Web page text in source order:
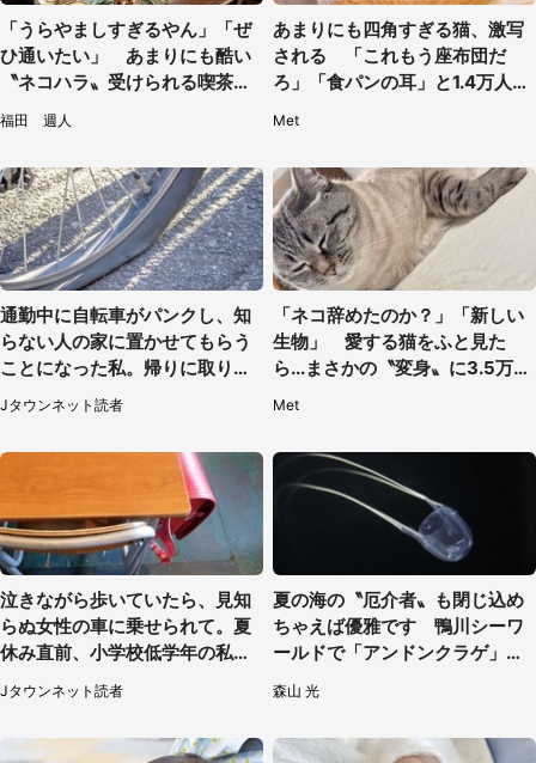
「うらやましすぎるやん」「ぜ
ひ通いたい」 あまりにも酷い
〝ネコハラ〟受けられる喫茶店
に5.3万人驚がく
福田 週人
あまりにも四角すぎる猫、激写
される 「これもう座布団だ
ろ」「食パンの耳」と1.4万人困
Met
通勤中に自転車がパンクし、知
らない人の家に置かせてもらう
ことになった私。帰りに取りに
行くと、なんと...（東京都・40
代女性）
Jタウンネット読者
「ネコ辞めたのか？」「新しい
生物」 愛する猫をふと見た
ら...まさかの〝変身〟に3.5万人
驚がく
Met
泣きながら歩いていたら、見知
らぬ女性の車に乗せられて。夏
休み直前、小学校低学年の私に
起きたこと（広島県・30代女
性）
Jタウンネット読者
夏の海の〝厄介者〟も閉じ込め
ちゃえば優雅です 鴨川シーワ
ールドで「アンドンクラゲ」期
間限定展示【7／29～】
森山 光